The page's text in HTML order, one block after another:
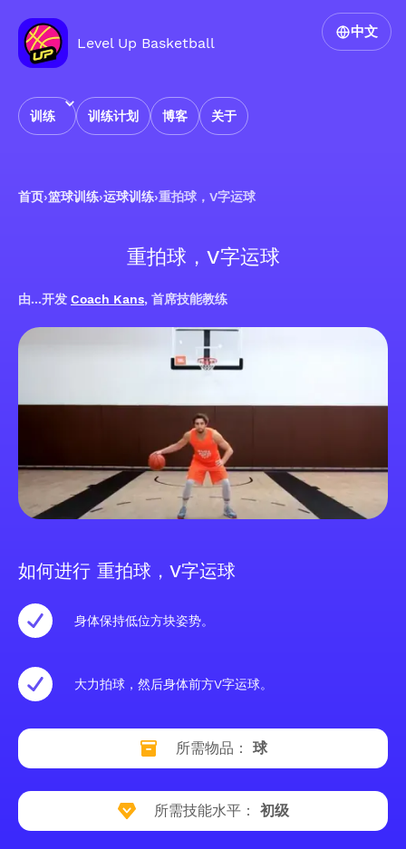
Level Up Basketball
训练 训练计划 博客 关于
中文
首页›篮球训练›运球训练›重拍球，V字运球
重拍球，V字运球
由...开发 Coach Kans, 首席技能教练
如何进行 重拍球，V字运球
身体保持低位方块姿势。
大力拍球，然后身体前方V字运球。
所需物品： 球
所需技能水平： 初级